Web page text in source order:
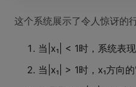
这个系统展示了令人惊讶的
当|x₁| < 1时，系统表
当|x₁| > 1时，x₁方向